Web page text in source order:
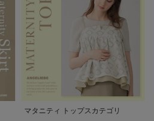
マタニティ トップスカテゴリ